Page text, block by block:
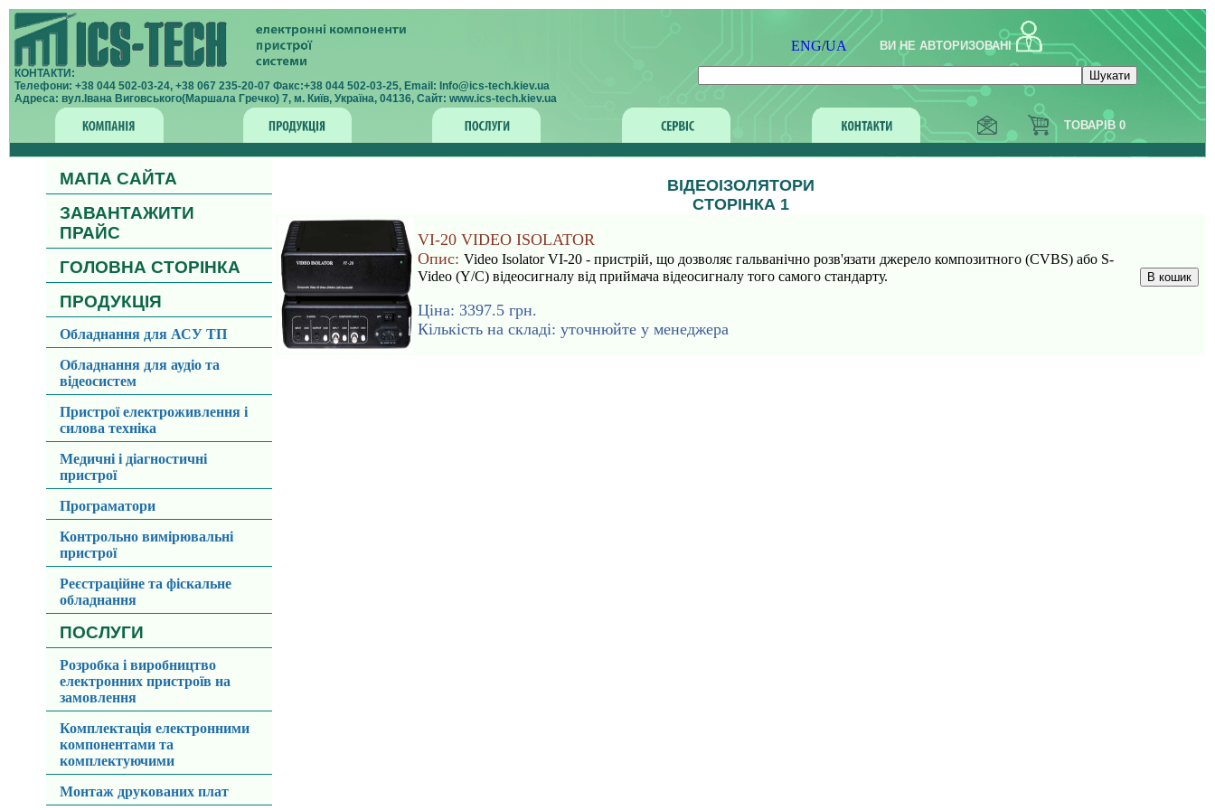
КОНТАКТИ:
Телефони: +38 044 502-03-24, +38 067 235-20-07 Факс:+38 044 502-03-25, Email: Info@ics-tech.kiev.ua
Адреса: вул.Івана Виговського(Маршала Гречко) 7, м. Київ, Україна, 04136, Сайт: www.ics-tech.kiev.ua
ENG/UA ВИ НЕ АВТОРИЗОВАНІ
ТОВАРІВ 0
МАПА САЙТА
ЗАВАНТАЖИТИ
ПРАЙС
ГОЛОВНА СТОРІНКА
ПРОДУКЦІЯ
Обладнання для АСУ ТП
Обладнання для аудіо та
відеосистем
Пристрої електроживлення і
силова техніка
Медичні і діагностичні
пристрої
Програматори
Контрольно вимірювальні
пристрої
Реєстраційне та фіскальне
обладнання
ПОСЛУГИ
Розробка і виробництво
електронних пристроїв на
замовлення
Комплектація електронними
компонентами та
комплектуючими
Монтаж друкованих плат
ВІДЕОІЗОЛЯТОРИ
СТОРІНКА 1
VI-20 VIDEO ISOLATOR
Опис: Video Isolator VI-20 - пристрій, що дозволяє гальванічно розв'язати джерело композитного (CVBS) або S-
Video (Y/C) відеосигналу від приймача відеосигналу того самого стандарту.
Ціна: 3397.5 грн.
Кількість на складі: уточнюйте у менеджера